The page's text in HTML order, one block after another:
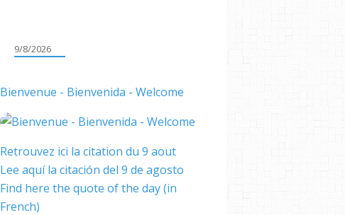
9/8/2026
Bienvenue - Bienvenida - Welcome
Retrouvez ici la citation du 9 aout
Lee aquí la citación del 9 de agosto
Find here the quote of the day (in
French)